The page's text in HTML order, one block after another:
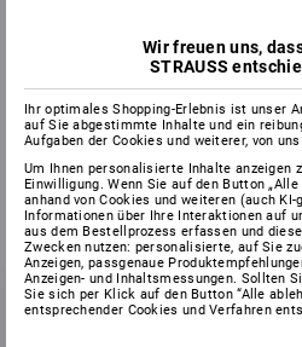
Wir freuen uns,
STRAUSS
Ihr optimales Shopping-Erlebnis ist unser
auf Sie abgestimmte Inhalte und ein
Aufgaben der Cookies und weiterer, von
Um Ihnen personalisierte Inhalte anzeigen
Einwilligung. Wenn Sie auf den Button
anhand von Cookies und weiteren (auch
Informationen über Ihre Interaktionen auf
aus dem Bestellprozess erfassen und
Zwecken nutzen: personalisierte, auf Sie
Anzeigen, passgenaue
Anzeigen- und Inhaltsmessungen. Sollten
Sie sich per Klick auf den Button “Alle
entsprechender Cookies und Verfahren